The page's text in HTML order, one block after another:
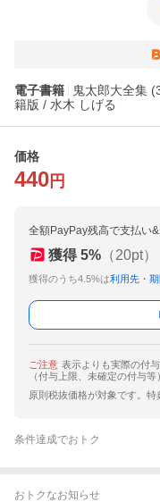
電子書籍
鬼太郎大全集
籍版 / 水木 しげる
価格
440 円
全額PayPay残高で支払い
獲得 5% （20pt）
獲得のうち4.5%は利用先・
ご注意 表示よりも実際の付
（付与上限、未確定の付与等）
原則税抜価格が対象です。特
条件達成でおトク
おトクなお知らせ